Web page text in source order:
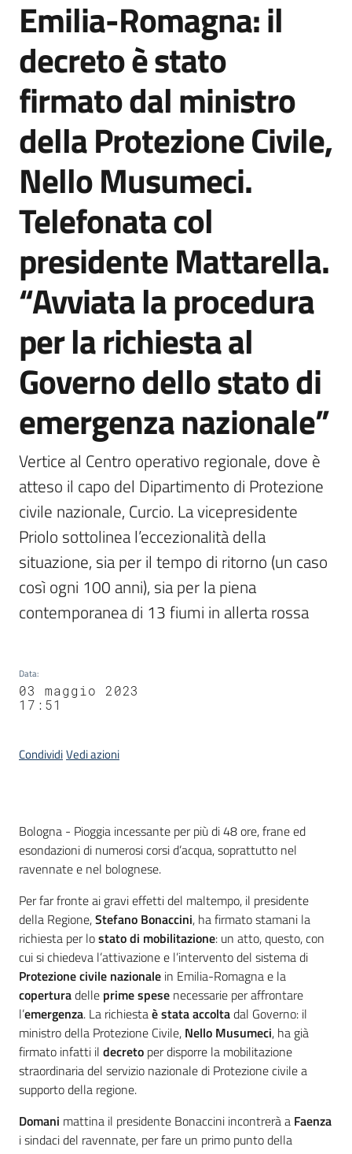
Emilia-Romagna: il
decreto è stato
firmato dal ministro
della Protezione Civile,
Nello Musumeci.
Telefonata col
presidente Mattarella.
“Avviata la procedura
per la richiesta al
Governo dello stato di
emergenza nazionale”
Vertice al Centro operativo regionale, dove è
atteso il capo del Dipartimento di Protezione
civile nazionale, Curcio. La vicepresidente
Priolo sottolinea l’eccezionalità della
situazione, sia per il tempo di ritorno (un caso
così ogni 100 anni), sia per la piena
contemporanea di 13 fiumi in allerta rossa
Data:
03 maggio 2023
17:51
CondividiVedi azioni
Contenuto
Bologna - Pioggia incessante per più di 48 ore, frane ed
esondazioni di numerosi corsi d’acqua, soprattutto nel
ravennate e nel bolognese.
Per far fronte ai gravi effetti del maltempo, il presidente
della Regione,Stefano Bonaccini, ha firmato stamani la
richiesta per lostato di mobilitazione: un atto, questo, con
cui si chiedeva l’attivazione e l’intervento del sistema di
Protezione civile nazionale in Emilia-Romagna e la
coperturadelle prime spese necessarie per affrontare
l’emergenza. La richiestaè stata accoltadal Governo: il
ministro della Protezione Civile, Nello Musumeci, ha già
firmato infatti il decreto per disporre la mobilitazione
straordinaria del servizio nazionale di Protezione civile a
supporto della regione.
Domani mattina il presidente Bonaccini incontrerà a Faenza
i sindaci del ravennate, per fare un primo punto della